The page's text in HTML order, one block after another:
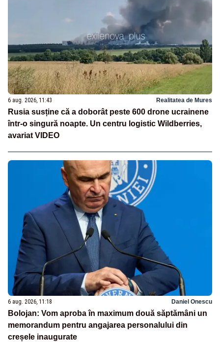
6 aug. 2026, 11:43 Realitatea de Mures
Rusia susține că a doborât peste 600 drone ucrainene
într-o singură noapte. Un centru logistic Wildberries,
avariat VIDEO
6 aug. 2026, 11:18 Daniel Onescu
Bolojan: Vom aproba în maximum două săptămâni un
memorandum pentru angajarea personalului din
creșele inaugurate